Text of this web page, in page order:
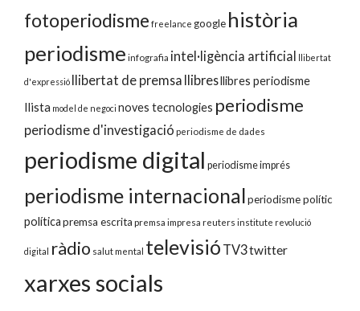
fotoperiodisme freelance google història
periodisme infografia intel·ligència artificial llibertat
d'expressió llibertat de premsa llibresllibres periodisme
llista model de negoci noves tecnologies periodisme
periodisme d'investigació periodisme de dades
periodisme digital periodisme imprés
periodisme internacionalperiodisme polític
políticapremsa escrita premsa impresa reuters institute revolució
digital ràdio salut mental televisió TV3twitter
xarxes socials